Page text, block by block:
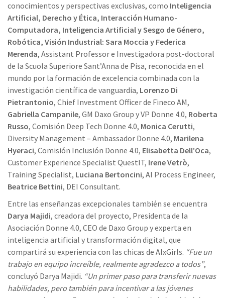
conocimientos y perspectivas exclusivas, como Inteligencia
Artificial, Derecho y Ética, Interacción Humano-
Computadora, Inteligencia Artificial y Sesgo de Género,
Robótica, Visión Industrial: Sara Moccia y Federica
Merenda, Assistant Professor e Investigadora post-doctoral
de la Scuola Superiore Sant’Anna de Pisa, reconocida en el
mundo por la formación de excelencia combinada con la
investigación científica de vanguardia, Lorenzo Di
Pietrantonio, Chief Investment Officer de Fineco AM,
Gabriella Campanile, GM Daxo Group y VP Donne 4.0, Roberta
Russo, Comisión Deep Tech Donne 4.0, Monica Cerutti,
Diversity Management – Ambassador Donne 4.0, Marilena
Hyeraci, Comisión Inclusión Donne 4.0, Elisabetta Dell’Oca,
Customer Experience Specialist QuestIT, Irene Vetrò,
Training Specialist, Luciana Bertoncini, AI Process Engineer,
Beatrice Bettini, DEI Consultant.
Entre las enseñanzas excepcionales también se encuentra
Darya Majidi, creadora del proyecto, Presidenta de la
Asociación Donne 4.0, CEO de Daxo Group y experta en
inteligencia artificial y transformación digital, que
compartirá su experiencia con las chicas de AIxGirls. “Fue un
trabajo en equipo increíble, realmente agradezco a todos”,
concluyó Darya Majidi. “Un primer paso para transferir nuevas
habilidades, pero también para incentivar a las jóvenes